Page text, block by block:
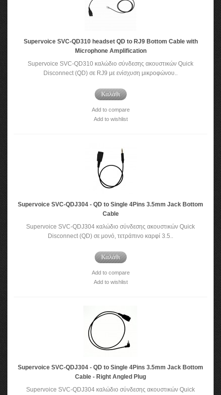
Supervoice SVC-QD310 headset QD to RJ9 Bottom Cable with
Microphone Amplification
Supervoice SVC-QD310 καλώδιο σύνδεσης ακουστικών Quick
Disconnect (QD) σε RJ9 με ενίσχυση μικροφώνου..
Καλάθι
Add to compare
Add to wishlist
Supervoice SVC-QDJ304 - QD to Single 4Pins 3.5mm Jack Bottom
Cable
Supervoice SVC-QDJ304 καλώδιο σύνδεσης ακουστικών Quick
Disconnect (QD) σε μονό, τετράπινο καρφί 3.5..
Καλάθι
Add to compare
Add to wishlist
Supervoice SVC-QDJ304 - QD to Single 4Pins 3.5mm Jack Bottom
Cable - Right Angled Plug
Supervoice SVC-QDJ304 καλώδιο σύνδεσης ακουστικών Quick